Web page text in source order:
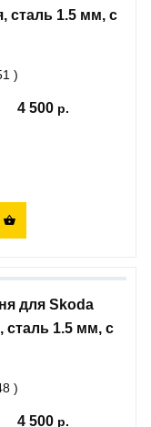
сталь 1.5 мм, с
)
4 500

для Skoda
сталь 1.5 мм, с
)
4 500